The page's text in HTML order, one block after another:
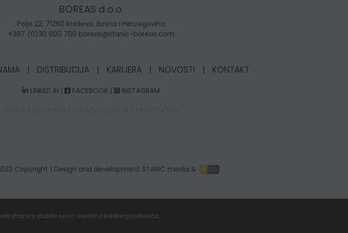
BOREAS d.o.o.
Polje 22, 71260 Kreševo, Bosna i Hercegovina
+387 (0)30 800 700 boreas@stanic-boreas.com
| DISTRIBUCIJA | KARIJERA | NOVOSTI | KONTAKT
LINKED IN | FACEBOOK | INSTAGRAM
Copyright | Design and development STANIĆ media &
stranice slažete se sa uvjetima korištenja kolačića.